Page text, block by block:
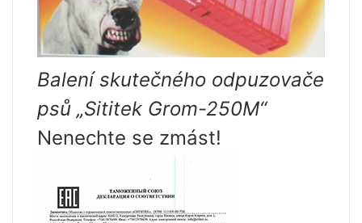
Balení skutečného odpuzovače
psů „Sititek Grom-250M“
Nenechte se zmást!